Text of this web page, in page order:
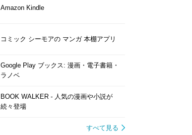
Amazon Kindle
コミック シーモアの マンガ 本棚アプリ
Google Play ブックス: 漫画・電子書籍・
ラノベ
BOOK WALKER - 人気の漫画や小説が
続々登場
すべて見る